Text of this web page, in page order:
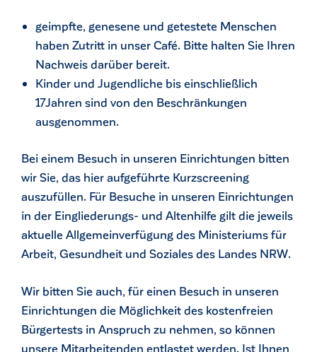
geimpfte, genesene und getestete Menschen
haben Zutritt in unser Café. Bitte halten Sie Ihren
Nachweis darüber bereit.
Kinder und Jugendliche bis einschließlich
17Jahren sind von den Beschränkungen
ausgenommen.
Bei einem Besuch in unseren Einrichtungen bitten
wir Sie, das hier aufgeführte Kurzscreening
auszufüllen. Für Besuche in unseren Einrichtungen
in der Eingliederungs- und Altenhilfe gilt die jeweils
aktuelle Allgemeinverfügung des Ministeriums für
Arbeit, Gesundheit und Soziales des Landes NRW.
Wir bitten Sie auch, für einen Besuch in unseren
Einrichtungen die Möglichkeit des kostenfreien
Bürgertests in Anspruch zu nehmen, so können
unsere Mitarbeitenden entlastet werden. Ist Ihnen